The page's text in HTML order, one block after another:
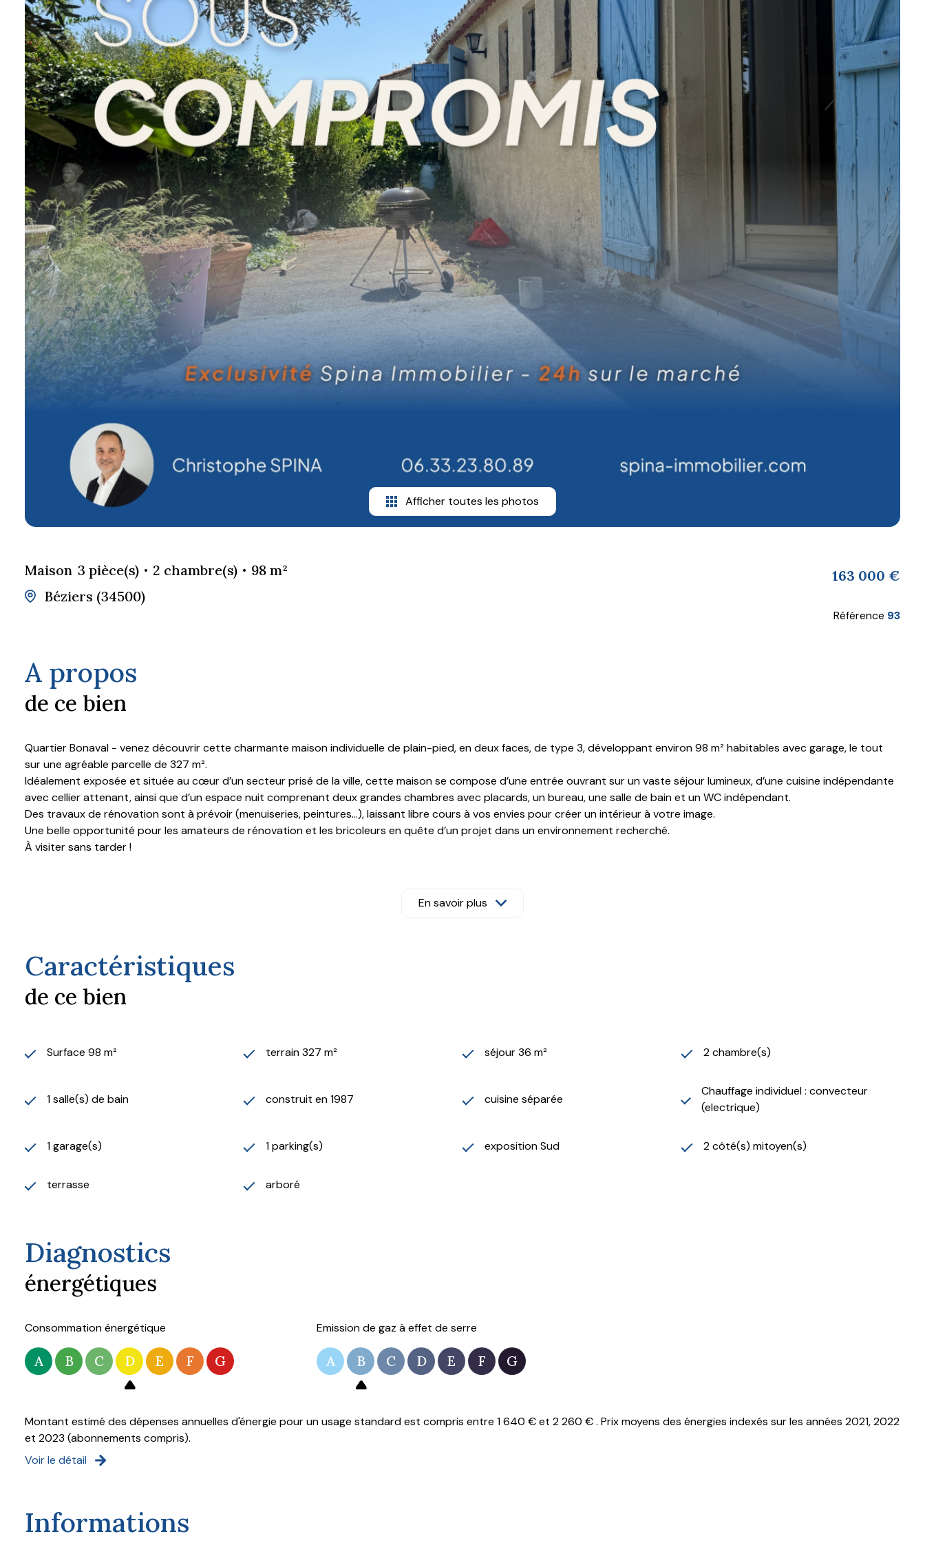
connaître
Nous
contacter
Nous
rejoindre
Afficher toutes les photos
Maison 3 pièce(s) 2 chambre(s)
98 m²
Béziers (34500)
163 000 €
Référence 93
A propos
de ce bien
Quartier Bonaval - venez découvrir cette charmante maison individuelle de plain-pied, en deux faces, de type 3, développant environ 98 m² habitables avec garage, le tout
sur une agréable parcelle de 327 m².
Idéalement exposée et située au cœur d’un secteur prisé de la ville, cette maison se compose d’une entrée ouvrant sur un vaste séjour lumineux, d’une cuisine indépendante
avec cellier attenant, ainsi que d’un espace nuit comprenant deux grandes chambres avec placards, un bureau, une salle de bain et un WC indépendant.
Des travaux de rénovation sont à prévoir (menuiseries, peintures…), laissant libre cours à vos envies pour créer un intérieur à votre image.
Une belle opportunité pour les amateurs de rénovation et les bricoleurs en quête d’un projet dans un environnement recherché.
À visiter sans tarder !
En savoir plus
Caractéristiques
de ce bien
Surface 98 m² terrain 327 m² séjour 36 m² 2 chambre(s)
1 salle(s) de bain construit en 1987 cuisine séparée
Chauffage individuel : convecteur
(electrique)
1 garage(s) 1 parking(s) exposition Sud 2 côté(s) mitoyen(s)
terrasse arboré
Diagnostics
énergétiques
Consommation énergétique
A B C D E F G
Emission de gaz à effet de serre
A B C D E F G
Montant estimé des dépenses annuelles d'énergie pour un usage standard est compris entre 1 640 € et 2 260 € . Prix moyens des énergies indexés sur les années 2021, 2022
et 2023 (abonnements compris).
Voir le détail
Informations